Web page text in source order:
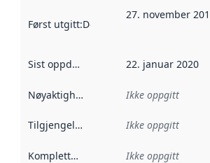
Først utgitt:Denne datoen sier når
27. november
Sist oppdatert 22. januar 2020
Nøyaktighet Ikke oppgitt
Tilgjengelighet Ikke oppgitt
Kompletthet Ikke oppgitt